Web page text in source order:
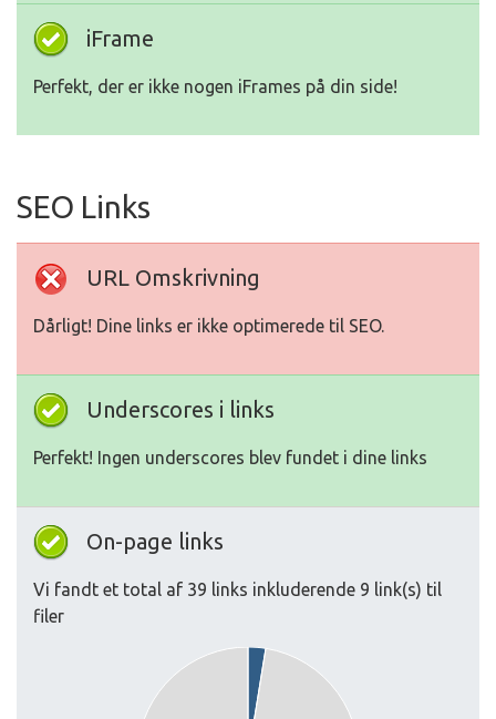
iFrame
Perfekt, der er ikke nogen iFrames på din side!
SEO Links
URL Omskrivning
Dårligt! Dine links er ikke optimerede til SEO.
Underscores i links
Perfekt! Ingen underscores blev fundet i dine links
On-page links
Vi fandt et total af 39 links inkluderende 9 link(s) til
filer